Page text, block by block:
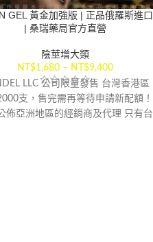
GEL 黃金加強版 | 正品俄羅斯進口
| 桑瑞藥局官方直營
陰莖增大類
NT$1,680 – NT$9,400
LLC 公司限量發售 台灣香港區
支，售完需再等待申請新配額！
佈亞洲地區的經銷商及代理 只有台